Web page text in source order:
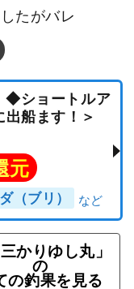
たがバレ
◆ショートルア
船ます！＞
元
（ブリ）
三かりゆし丸」
の
の釣果を見る